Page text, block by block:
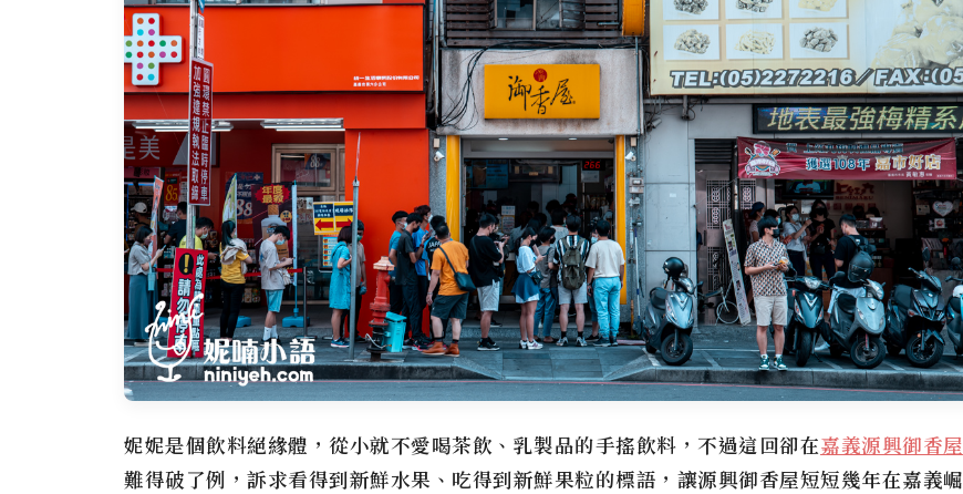
妮妮是個飲料絕緣體，從小就不愛喝茶飲、乳製品的手搖飲料，不過這回卻在嘉義源興御香屋
難得破了例，訴求看得到新鮮水果、吃得到新鮮果粒的標語，讓源興御香屋短短幾年在嘉義崛